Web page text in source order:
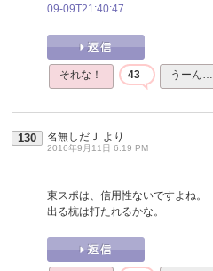
09-09T21:40:47
それな！ 43 うーん…
130 名無しだＪ より
2016年9月11日 6:19 PM
東スポは、信用性ないですよね。
出る杭は打たれるかな。